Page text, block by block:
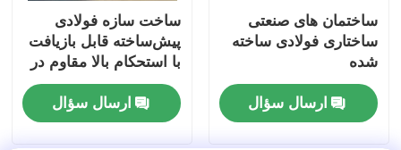
ساختمان های صنعتی
ساختاری فولادی ساخته
شده
ارسال سؤال
ساخت سازه فولادی
پیش‌ساخته قابل بازیافت
با استحکام بالا مقاوم در
برابر زلزله
ارسال سؤال